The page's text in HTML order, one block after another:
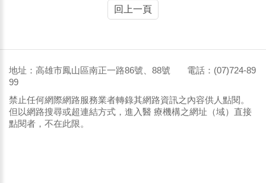
回上一頁
地址：高雄市鳳山區南正一路86號、88號 電話：(07)724-89
99
禁止任何網際網路服務業者轉錄其網路資訊之內容供人點閱。
但以網路搜尋或超連結方式，進入醫 療機構之網址（域）直接
點閱者，不在此限。